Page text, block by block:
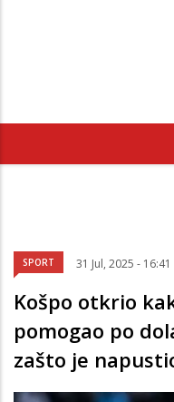
SPORT 31 Jul, 2025 - 16:41
Košpo otkrio
pomogao po
zašto je